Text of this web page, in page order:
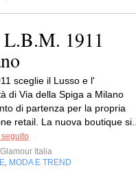
1911
sceglie il Lusso e l'
di Via della Spiga a Milano
di partenza per la propria
retail. La nuova boutique
seguito
Italia
MODA E TREND